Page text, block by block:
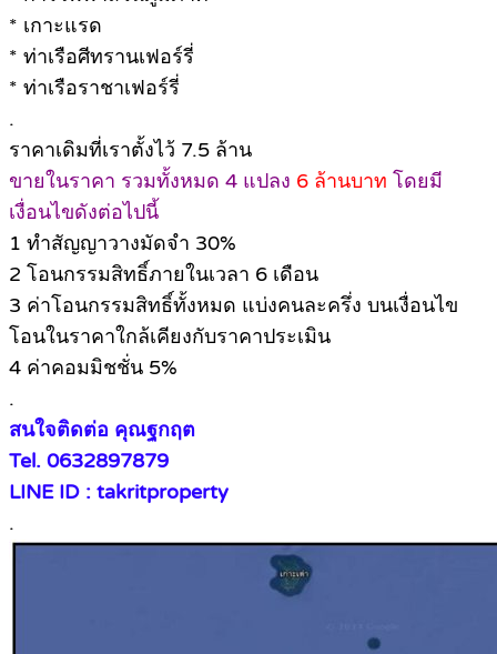
* เกาะแรด
* ท่าเรือศีทรานเฟอร์รี่
* ท่าเรือราชาเฟอร์รี่
.
ราคาเดิมที่เราตั้งไว้ 7.5 ล้าน
ขายในราคา รวมทั้งหมด 4 แปลง 6 ล้านบาท โดยมี
เงื่อนไขดังต่อไปนี้
1 ทำสัญญาวางมัดจำ 30%
2 โอนกรรมสิทธิ์ภายในเวลา 6 เดือน
3 ค่าโอนกรรมสิทธิ์ทั้งหมด แบ่งคนละครึ่ง บนเงื่อนไข
โอนในราคาใกล้เคียงกับราคาประเมิน
4 ค่าคอมมิชชั่น 5%
.
สนใจติดต่อ คุณฐกฤต
Tel. 0632897879
LINE ID : takritproperty
.